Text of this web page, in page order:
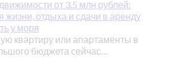
от 3.5 млн рублей:
жизни, отдыха и сдачи в аренду
у моря
квартиру или апартаменты в
бюджета сейчас…